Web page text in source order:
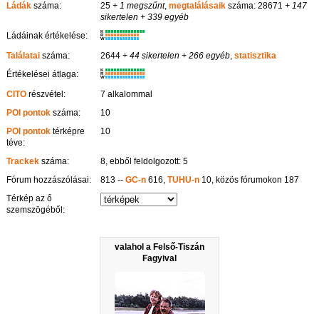
valahol a Felső-Tiszán
Fagyival
Ládák száma: 25 + 1 megszűnt,megtalálásaik száma: 28671 + 147
sikertelen + 339 egyéb
Ládáinak értékelése:
K
R
W
Találatai száma: 2644 + 44 sikertelen + 266 egyéb,statisztika
Értékelései átlaga:
K
R
W
CITO részvétel:
7 alkalommal
POI pontok száma:
10
POI pontok térképre
téve:
10
Trackek száma:
8, ebből feldolgozott: 5
Fórum hozzászólásai:
813 --GC-n 616,TUHU-n 10, közös fórumokon 187
Térkép az ő
szemszögéből: